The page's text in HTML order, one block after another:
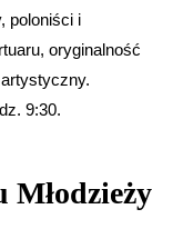
poloniści i
oryginalność
9:30.
Młodzieży